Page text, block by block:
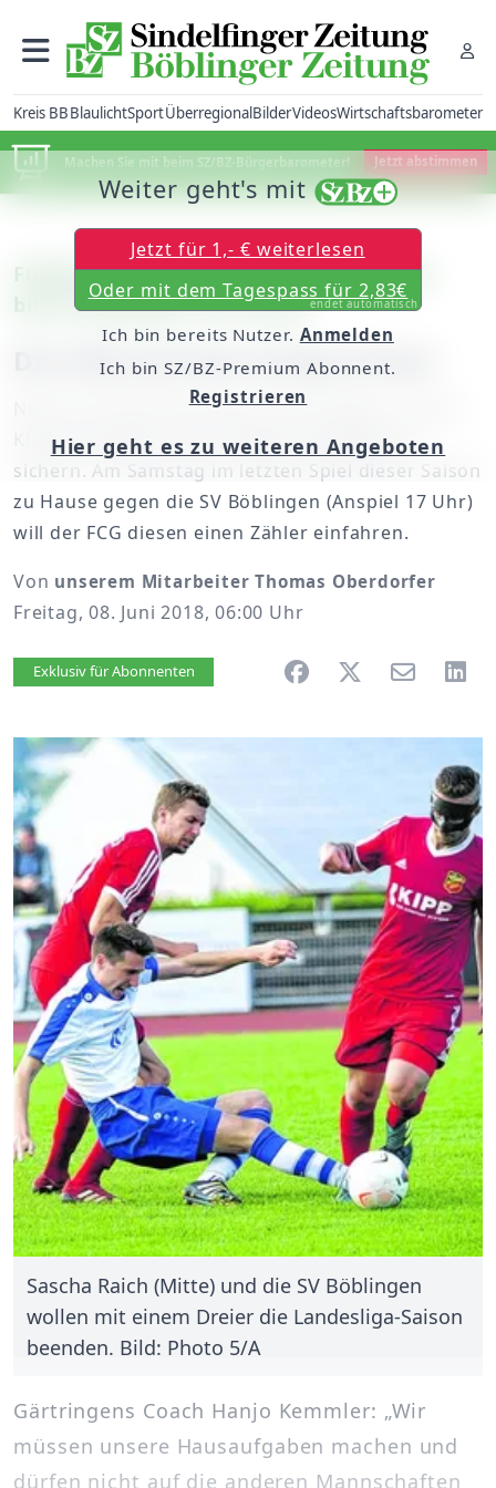
Kreis BBBlaulichtSportÜberregionalBilderVideosWirtschaftsbarometer
Machen Sie mit beim SZ/BZ-Bürgerbarometer! Jetzt abstimmen
Fußball – Landesliga: Der FC Gärtringen
bittet Böblingen zum Derby
Die SVB will den Derby-Dreier
Noch ein Punkt fehlt dem FC Gärtringen, um den
Klassenverbleib in der Fußball-Landesliga zu
sichern. Am Samstag im letzten Spiel dieser Saison
zu Hause gegen die SV Böblingen (Anspiel 17 Uhr)
will der FCG diesen einen Zähler einfahren.
Von unserem Mitarbeiter Thomas Oberdorfer
Freitag, 08. Juni 2018, 06:00 Uhr
Artikel vorlesen
Exklusiv für Abonnenten
Sascha Raich (Mitte) und die SV Böblingen
wollen mit einem Dreier die Landesliga-Saison
beenden. Bild: Photo 5/A
Gärtringens Coach Hanjo Kemmler: „Wir
müssen unsere Hausaufgaben machen und
dürfen nicht auf die anderen Mannschaften
Weiter geht's mit
Jetzt für 1,- € weiterlesen
Oder mit dem Tagespass für 2,83€
endet automatisch
Ich bin bereits Nutzer. Anmelden
Ich bin SZ/BZ-Premium Abonnent.
Registrieren
Hier geht es zu weiteren Angeboten